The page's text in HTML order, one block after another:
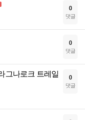
0
댓글
0
댓글
그나로크 트레일
0
댓글